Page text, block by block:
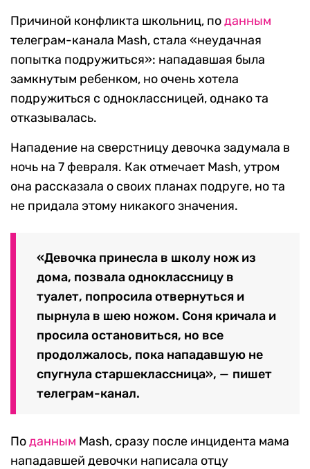
Причиной конфликта школьниц, поданным
телеграм-канала Mash, стала «неудачная
попытка подружиться»: нападавшая была
замкнутым ребенком, но очень хотела
подружиться с одноклассницей, однако та
отказывалась.
Нападение на сверстницу девочка задумала в
ночь на 7 февраля. Как отмечает Mash, утром
она рассказала о своих планах подруге, но та
не придала этому никакого значения.
«Девочка принесла в школу нож из
дома, позвала одноклассницу в
туалет, попросила отвернуться и
пырнула в шею ножом. Соня кричала и
просила остановиться, но все
продолжалось, пока нападавшую не
спугнула старшеклассница», — пишет
телеграм-канал.
Поданным Mash, сразу после инцидента мама
нападавшей девочки написала отцу